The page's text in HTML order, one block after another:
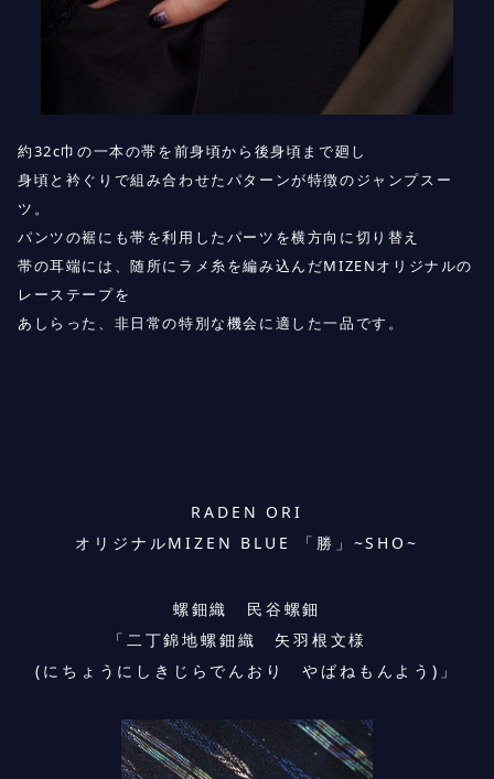
約32c巾の一本の帯を前身頃から後身頃まで廻し
身頃と衿ぐりで組み合わせたパターンが特徴のジャンプスー
ツ。
パンツの裾にも帯を利用したパーツを横方向に切り替え
帯の耳端には、随所にラメ糸を編み込んだMIZENオリジナルの
レーステープを
あしらった、非日常の特別な機会に適した一品です。
RADEN ORI
オリジナルMIZEN BLUE 「勝」~SHO~
螺鈿織 民谷螺鈿
「二丁錦地螺鈿織 矢羽根文様
(にちょうにしきじらでんおり やばねもんよう)」